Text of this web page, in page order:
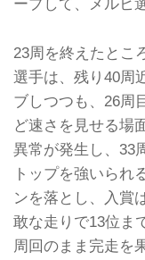
ープして、メルヒ
23周を終えたとこ
選手は、残り40周
ブしつつも、26周
ど速さを見せる場
異常が発生し、33
トップを強いられ
ンを落とし、入賞
敢な走りで13位ま
周回のまま完走を